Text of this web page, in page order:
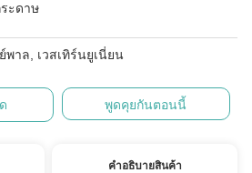
ะดาษ
พาล, เวสเทิร์นยูเนี่ยน
พูดคุยกันตอนนี้
คําอธิบายสินค้า